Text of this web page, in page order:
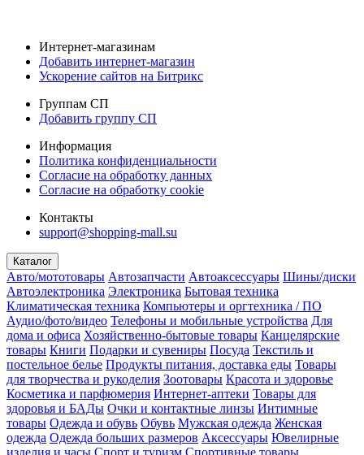
Интернет-магазинам
Добавить интернет-магазин
Ускорение сайтов на Битрикс
Группам СП
Добавить группу СП
Информация
Политика конфиденциальности
Согласие на обработку данных
Согласие на обработку cookie
Контакты
support@shopping-mall.su
Каталог
Авто/мототовары Автозапчасти Автоаксессуары Шины/диски
Автоэлектроника Электроника Бытовая техника
Климатическая техника Компьютеры и оргтехника / ПО
Аудио/фото/видео Телефоны и мобильные устройства Для
дома и офиса Хозяйственно-бытовые товары Канцелярские
товары Книги Подарки и сувениры Посуда Текстиль и
постельное белье Продукты питания, доставка еды Товары
для творчества и рукоделия Зоотовары Красота и здоровье
Косметика и парфюмерия Интернет-аптеки Товары для
здоровья и БАДы Очки и контактные линзы Интимные
товары Одежда и обувь Обувь Мужская одежда Женская
одежда Одежда больших размеров Аксессуары Ювелирные